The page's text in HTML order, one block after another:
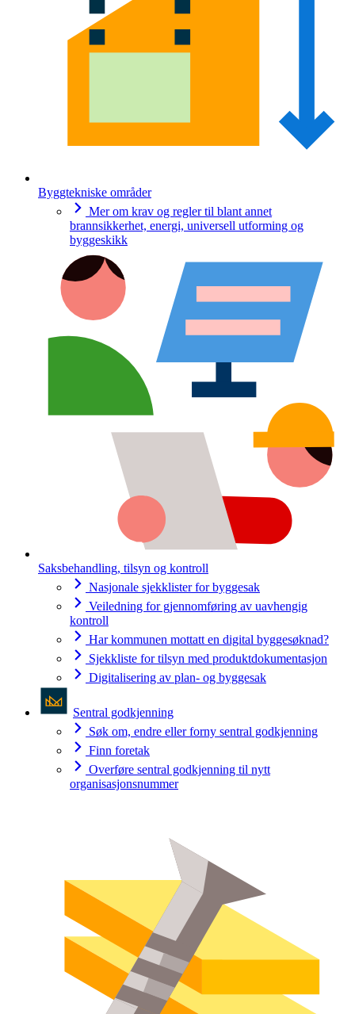
Byggtekniske områder
Mer om krav og regler til blant annet
brannsikkerhet, energi, universell utforming og
byggeskikk
Saksbehandling, tilsyn og kontroll
Nasjonale sjekklister for byggesak
Veiledning for gjennomføring av uavhengig
kontroll
Har kommunen mottatt en digital byggesøknad?
Sjekkliste for tilsyn med produktdokumentasjon
Digitalisering av plan- og byggesak
Sentral godkjenning
Søk om, endre eller forny sentral godkjenning
Finn foretak
Overføre sentral godkjenning til nytt
organisasjonsnummer